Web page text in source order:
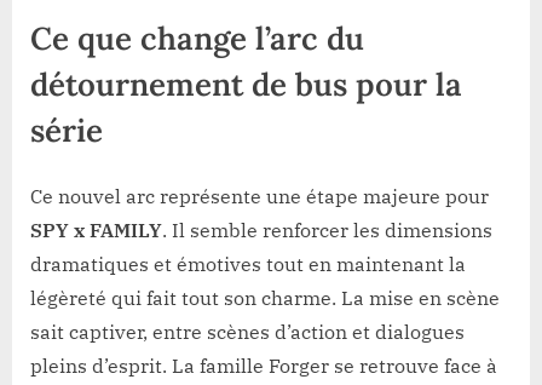
Ce que change l’arc du
détournement de bus pour la
série
Ce nouvel arc représente une étape majeure pour
SPY x FAMILY. Il semble renforcer les dimensions
dramatiques et émotives tout en maintenant la
légèreté qui fait tout son charme. La mise en scène
sait captiver, entre scènes d’action et dialogues
pleins d’esprit. La famille Forger se retrouve face à